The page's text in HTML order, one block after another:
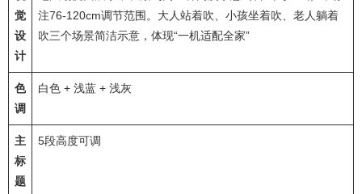
觉
设
计
注76-120cm调节范围。大人站着吹、小孩坐着吹、老人躺着
吹三个场景简洁示意，体现“一机适配全家”
色
调
白色 + 浅蓝 + 浅灰
主
标
题
5段高度可调